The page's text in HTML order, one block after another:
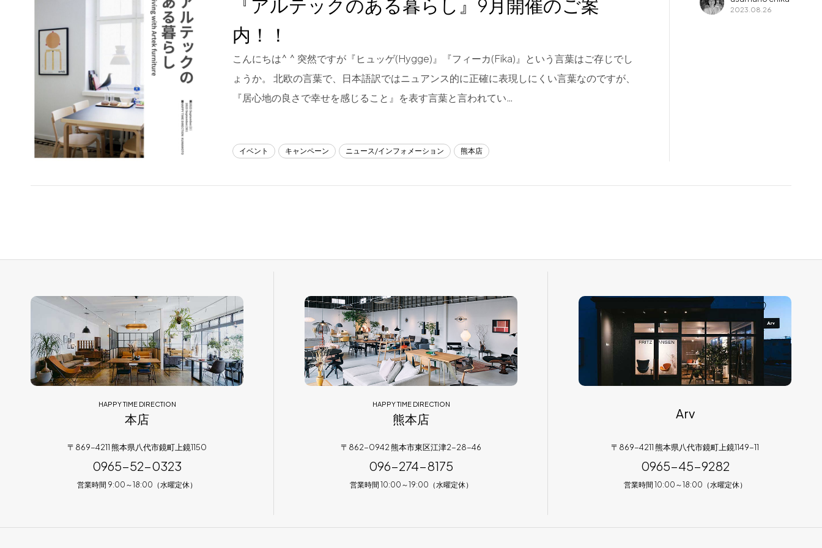
About us
for Business
Contact
熊本店
096-274-8175
0965-45-9282
『アルテックのある暮らし』9月開催のご案
内！！
こんにちは^ ^ 突然ですが『ヒュッゲ(Hygge)』『フィーカ(Fika)』という言葉はご存じでし
ょうか。 北欧の言葉で、日本語訳ではニュアンス的に正確に表現しにくい言葉なのですが、
『居心地の良さで幸せを感じること』を表す言葉と言われてい…
イベント キャンペーン ニュース/インフォメーション 熊本店
2023.08.26
HAPPY TIME DIRECTION
本店
〒869-4211 熊本県八代市鏡町上鏡1150
0965-52-0323
営業時間 9:00～18:00（水曜定休）
HAPPY TIME DIRECTION
熊本店
〒862-0942 熊本市東区江津2-28-46
096-274-8175
営業時間 10:00～19:00（水曜定休）
Arv
〒869-4211 熊本県八代市鏡町上鏡1149-11
0965-45-9282
営業時間 10:00～18:00（水曜定休）